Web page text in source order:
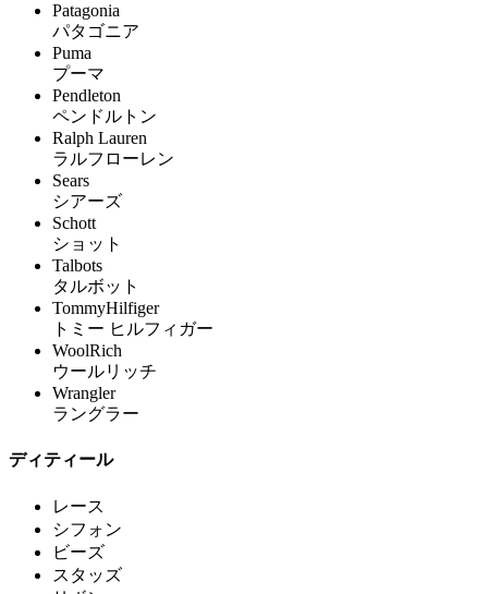
Patagonia
パタゴニア
Puma
プーマ
Pendleton
ペンドルトン
Ralph Lauren
ラルフローレン
Sears
シアーズ
Schott
ショット
Talbots
タルボット
TommyHilfiger
トミー ヒルフィガー
WoolRich
ウールリッチ
Wrangler
ラングラー
ディティール
レース
シフォン
ビーズ
スタッズ